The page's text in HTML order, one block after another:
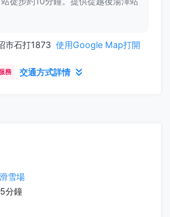
市石打1873 使用Google Map打開
務 交通方式詳情
雪場
分鐘